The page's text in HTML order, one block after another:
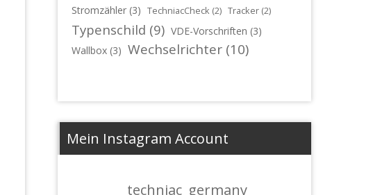
Stromzähler(3) TechniacCheck (2) Tracker(2)
Typenschild (9) VDE-Vorschriften (3)
Wallbox(3) Wechselrichter(10)
Mein Instagram Account
techniac_germany